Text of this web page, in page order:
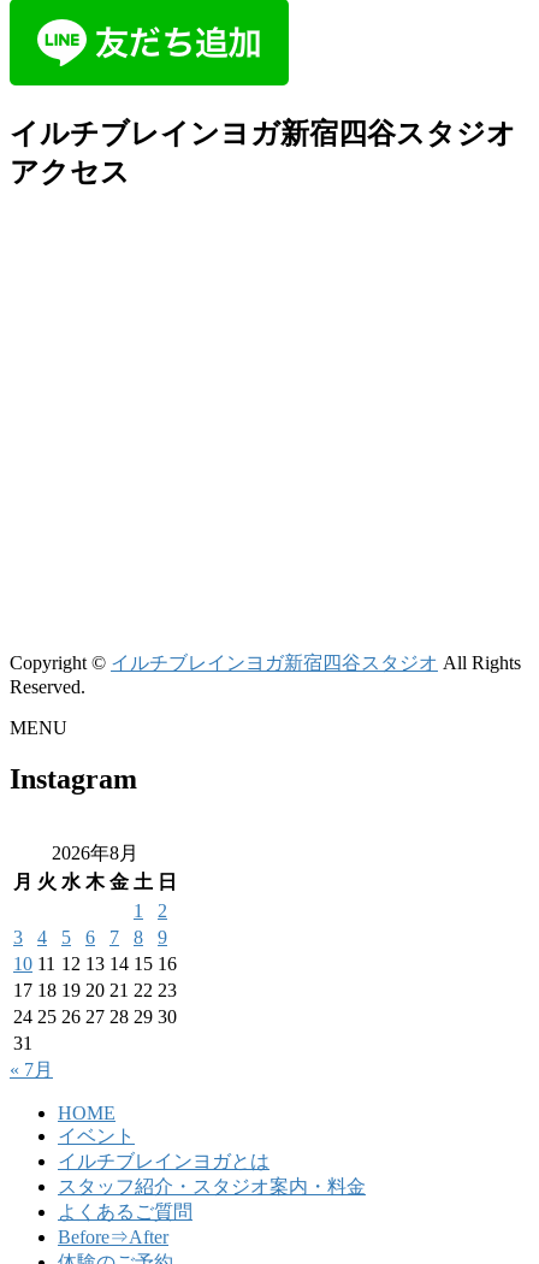
イルチブレインヨガ新宿四谷スタジオ
アクセス
Copyright © イルチブレインヨガ新宿四谷スタジオ All Rights
Reserved.
MENU
Instagram
2026年8月
月 火 水 木 金 土 日
1
2
3
4 5 6 7 8
9
10 11 12 13 14 15 16
17 18 19 20 21 22 23
24 25 26 27 28 29 30
31
« 7月
HOME
イベント
イルチブレインヨガとは
スタッフ紹介・スタジオ案内・料金
よくあるご質問
Before⇒After